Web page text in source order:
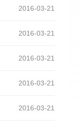
2016-03-21
2016-03-21
2016-03-21
2016-03-21
2016-03-21